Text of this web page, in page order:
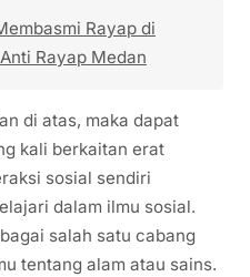
Rayap di
Rayap Medan
di atas, maka dapat
kali berkaitan erat
sosial sendiri
dalam ilmu sosial.
salah satu cabang
tentang alam atau sains.